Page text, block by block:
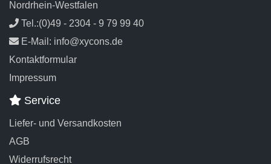
Nordrhein-Westfalen
Tel.:(0)49 - 2304 - 9 79 99 40
E-Mail: info@xycons.de
Kontaktformular
Impressum
Service
Liefer- und Versandkosten
AGB
Widerrufsrecht